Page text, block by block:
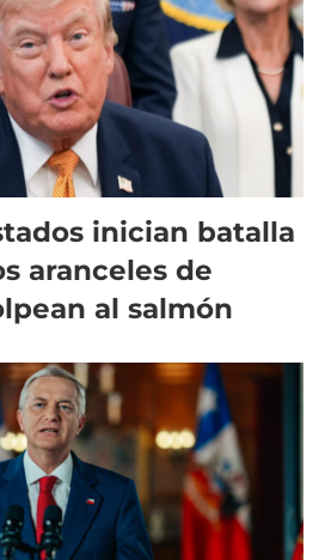
inician batalla
aranceles de
al salmón